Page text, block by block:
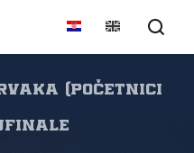
(početnici